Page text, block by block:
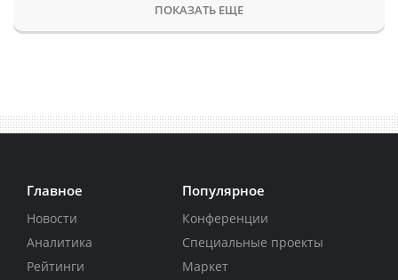
ПОКАЗАТЬ ЕЩЕ
Главное
Новости
Аналитика
Рейтинги
Популярное
Конференции
Специальные проекты
Маркет